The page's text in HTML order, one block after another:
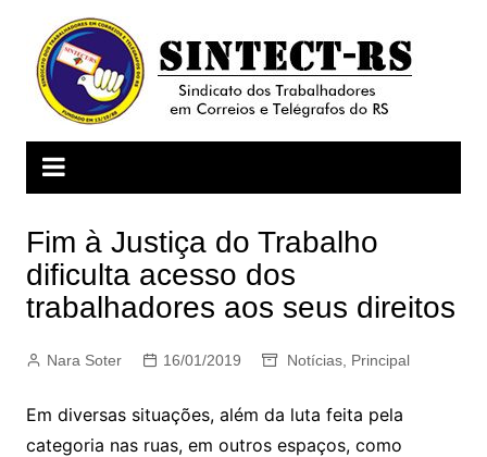
conteúdo
Fim à Justiça do Trabalho
dificulta acesso dos
trabalhadores aos seus direitos
Nara Soter 16/01/2019 Notícias, Principal
Em diversas situações, além da luta feita pela
categoria nas ruas, em outros espaços, como